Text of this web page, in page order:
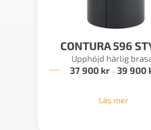
CONTURA 596
Upphöjd härlig
37 900 kr – 39 900
Läs mer